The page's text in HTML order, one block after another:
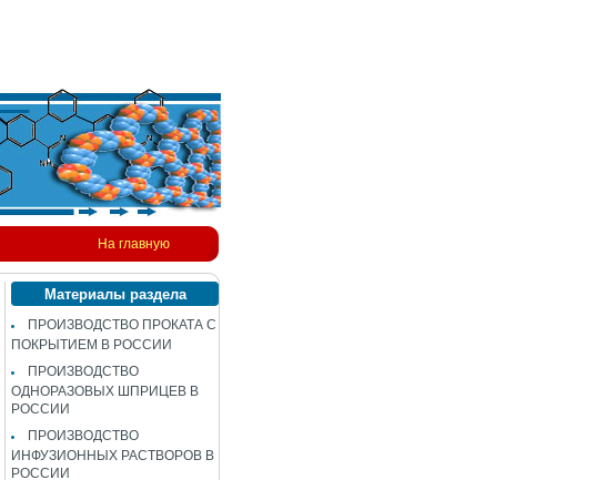
На главную
Материалы раздела
ПРОИЗВОДСТВО ПРОКАТА С
ПОКРЫТИЕМ В РОССИИ
ПРОИЗВОДСТВО
ОДНОРАЗОВЫХ ШПРИЦЕВ В
РОССИИ
ПРОИЗВОДСТВО
ИНФУЗИОННЫХ РАСТВОРОВ В
РОССИИ